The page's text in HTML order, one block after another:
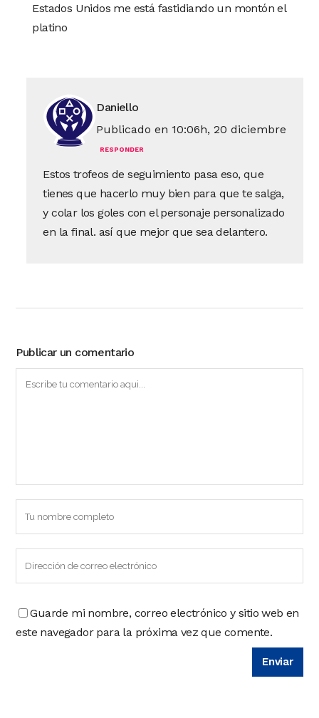
Estados Unidos me está fastidiando un montón el
platino
Daniello
Publicado en 10:06h, 20 diciembre
RESPONDER
Estos trofeos de seguimiento pasa eso, que
tienes que hacerlo muy bien para que te salga,
y colar los goles con el personaje personalizado
en la final. así que mejor que sea delantero.
Publicar un comentario
Guarde mi nombre, correo electrónico y sitio web en
este navegador para la próxima vez que comente.